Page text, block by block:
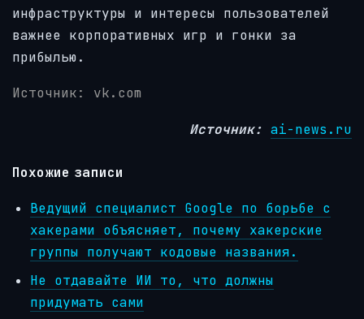
инфраструктуры и интересы пользователей
важнее корпоративных игр и гонки за
прибылью.
Источник: vk.com
Источник: ai-news.ru
Похожие записи
Ведущий специалист Google по борьбе с
хакерами объясняет, почему хакерские
группы получают кодовые названия.
Не отдавайте ИИ то, что должны
придумать сами